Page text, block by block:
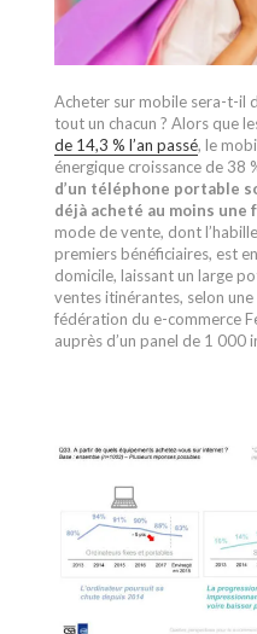
Acheter sur mobile sera-t-il
tout un chacun ? Alors que
de 14,3 % l’an passé, le
énergique croissance de 38
d’un téléphone portable
déjà acheté au moins une
mode de vente, dont
premiers bénéficiaires, est
domicile, laissant un large
ventes itinérantes, selon
fédération du e-commerce
auprès d’un panel de 1 000